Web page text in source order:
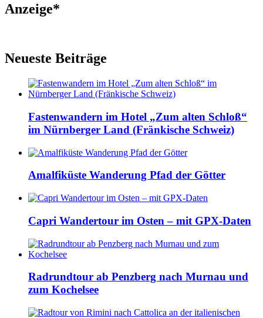
Anzeige*
Neueste Beiträge
Fastenwandern im Hotel „Zum alten Schloß“
im Nürnberger Land (Fränkische Schweiz)
Amalfiküste Wanderung Pfad der Götter
Capri Wandertour im Osten – mit GPX-Daten
Radrundtour ab Penzberg nach Murnau und
zum Kochelsee